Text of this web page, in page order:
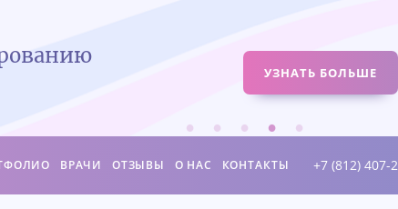
УЗНАТЬ БОЛЬШЕ
+7 (812) 407-
ВРАЧИ ОТЗЫВЫ О НАС КОНТАКТЫ